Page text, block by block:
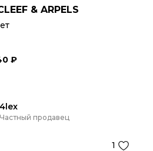
& ARPELS
₽
4lex
Частный продавец
1